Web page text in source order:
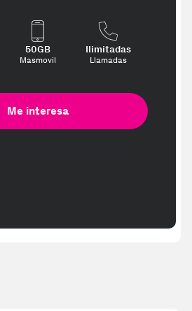
precios. Gracias a nuestros
50GB
Masmovil
Ilimitadas
Llamadas
Me interesa